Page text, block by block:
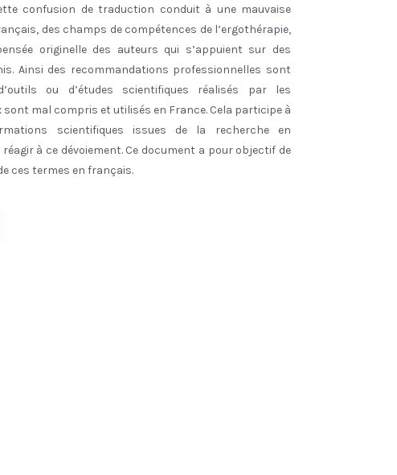
confusion de traduction conduit à une mauvaise
des champs de compétences de l’ergothérapie,
originelle des auteurs qui s’appuient sur des
Ainsi des recommandations professionnelles sont
ou d’études scientifiques réalisés par les
mal compris et utilisés en France. Cela participe à
scientifiques issues de la recherche en
à ce dévoiement. Ce document a pour objectif de
ces termes en français.